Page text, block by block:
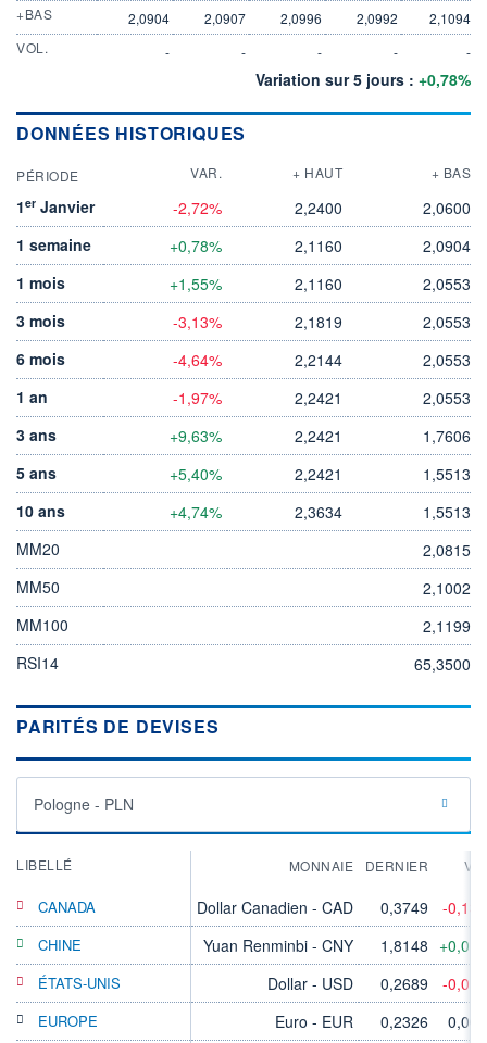
+BAS
2,0904 2,0907 2,0996 2,0992
2,1094
VOL.
- - - - -
Variation sur 5 jours : +0,78%
DONNÉES HISTORIQUES
PÉRIODE VAR. + HAUT + BAS
1er Janvier -2,72% 2,2400
2,0600
1 semaine
+0,78% 2,1160
2,0904
1 mois
+1,55% 2,1160
2,0553
3 mois
-3,13% 2,1819
2,0553
6 mois
-4,64% 2,2144
2,0553
1 an
-1,97% 2,2421
2,0553
3 ans
+9,63% 2,2421
1,7606
5 ans
+5,40% 2,2421
1,5513
10 ans
+4,74% 2,3634
1,5513
MM20
2,0815
MM50
2,1002
MM100
2,1199
RSI14
65,3500
PARITÉS DE DEVISES
Pologne - PLN
LIBELLÉ MONNAIE DERNIER
CANADA Dollar Canadien - CAD 0,3749 -
CHINE Yuan Renminbi - CNY 1,8148
ÉTATS-UNIS Dollar - USD 0,2689 -
EUROPE Euro - EUR 0,2326